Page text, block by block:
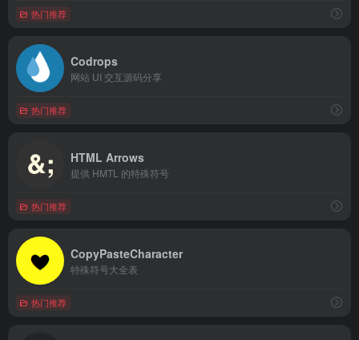
热门推荐
Codrops
网站 UI 交互源码分享
热门推荐
HTML Arrows
提供 HMTL 的特殊符号
热门推荐
CopyPasteCharacter
特殊符号大全表
热门推荐